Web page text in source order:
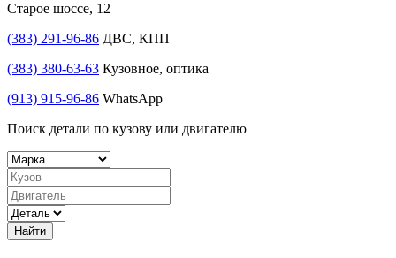
Старое шоссе, 12
(383) 291-96-86 ДВС, КПП
(383) 380-63-63 Кузовное, оптика
(913) 915-96-86 WhatsApp
Поиск детали по кузову или двигателю
Найти